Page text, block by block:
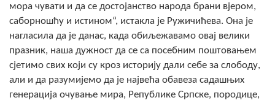
ФИНАНСИЈЕ
ПРИВРЕДА
Пољопривреда
Туризам
мора чувати и да се достојанство народа брани вјером,
саборношћу и истином“, истакла је Ружичићева. Она је
нагласила да је данас, када обиљежавамо овај велики
празник, наша дужност да се са посебним поштовањем
сјетимо свих који су кроз историју дали себе за слободу,
али и да разумијемо да је највећа обавеза садашњих
генерација очување мира, Републике Српске, породице,